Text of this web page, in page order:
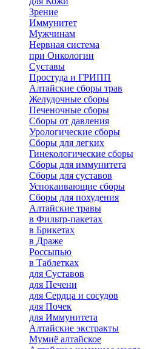
Зрение
Иммунитет
Мужчинам
Нервная система
при Онкологии
Суставы
Простуда и ГРИПП
Алтайские сборы трав
Желудочные сборы
Печеночные сборы
Сборы от давления
Урологические сборы
Сборы для легких
Гинекологические сборы
Сборы для иммунитета
Сборы для суставов
Успокаивающие сборы
Сборы для похудения
Алтайские травы
в Фильтр-пакетах
в Брикетах
в Драже
Россыпью
в Таблетках
для Cуставов
для Печени
для Сердца и сосудов
для Почек
для Иммунитета
Алтайские экстракты
Мумиё алтайское